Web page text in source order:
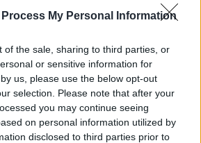
Process My Personal Information
of the sale, sharing to third parties, or
or sensitive information for
us, please use the below opt-out
selection. Please note that after your
you may continue seeing
on personal information utilized by
disclosed to third parties prior to
pranešime
mergina (g. 2000 m.)